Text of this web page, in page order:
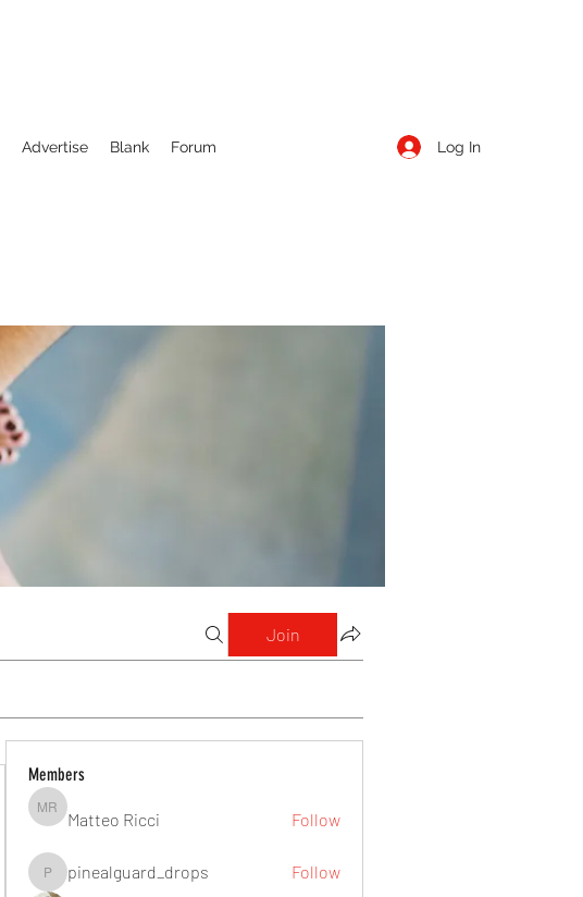
Advertise Blank Forum Log In
Join
Members
Matteo Ricci
Matteo Ricci Follow
pinealguard_drops
pinealguard_drops Follow